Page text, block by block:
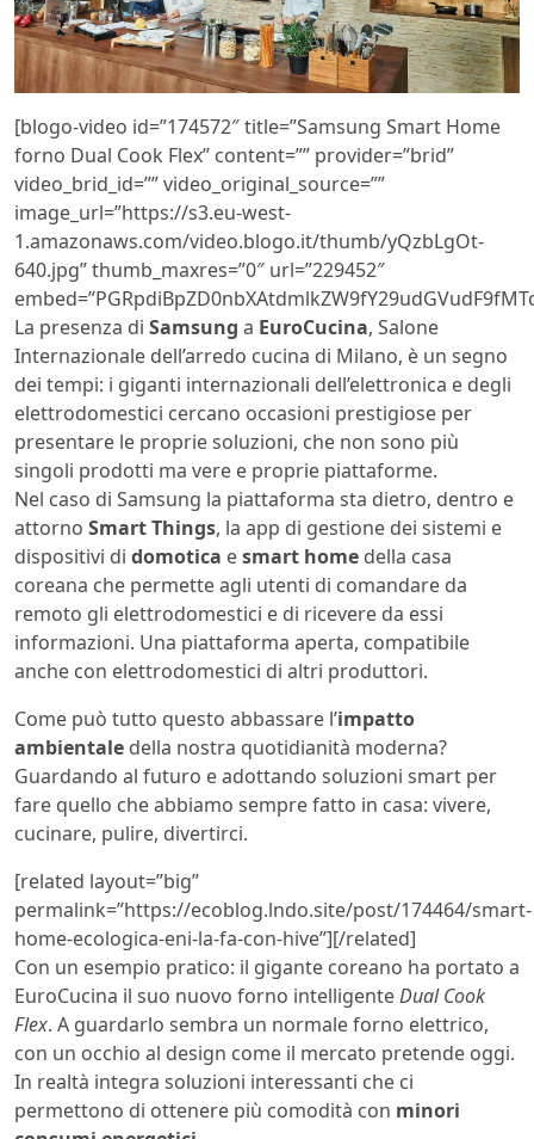
[blogo-video id=”174572″ title=”Samsung Smart Home
forno Dual Cook Flex” content=”” provider=”brid”
video_brid_id=”” video_original_source=””
image_url=”https://s3.eu-west-
1.amazonaws.com/video.blogo.it/thumb/yQzbLgOt-
640.jpg” thumb_maxres=”0″ url=”229452″
La presenza di Samsung a EuroCucina, Salone
Internazionale dell’arredo cucina di Milano, è un segno
dei tempi: i giganti internazionali dell’elettronica e degli
elettrodomestici cercano occasioni prestigiose per
presentare le proprie soluzioni, che non sono più
singoli prodotti ma vere e proprie piattaforme.
Nel caso di Samsung la piattaforma sta dietro, dentro e
attorno Smart Things, la app di gestione dei sistemi e
dispositivi di domotica esmart home della casa
coreana che permette agli utenti di comandare da
remoto gli elettrodomestici e di ricevere da essi
informazioni. Una piattaforma aperta, compatibile
anche con elettrodomestici di altri produttori.
Come può tutto questo abbassare l’impatto
ambientale della nostra quotidianità moderna?
Guardando al futuro e adottando soluzioni smart per
fare quello che abbiamo sempre fatto in casa: vivere,
cucinare, pulire, divertirci.
[related layout=”big”
permalink=”https://ecoblog.lndo.site/post/174464/smart-
home-ecologica-eni-la-fa-con-hive”][/related]
Con un esempio pratico: il gigante coreano ha portato a
EuroCucina il suo nuovo forno intelligenteDual Cook
Flex. A guardarlo sembra un normale forno elettrico,
con un occhio al design come il mercato pretende oggi.
In realtà integra soluzioni interessanti che ci
permettono di ottenere più comodità con minori